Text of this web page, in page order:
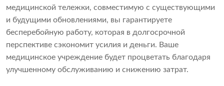
медицинской тележки, совместимую с существующими
и будущими обновлениями, вы гарантируете
бесперебойную работу, которая в долгосрочной
перспективе сэкономит усилия и деньги. Ваше
медицинское учреждение будет процветать благодаря
улучшенному обслуживанию и снижению затрат.